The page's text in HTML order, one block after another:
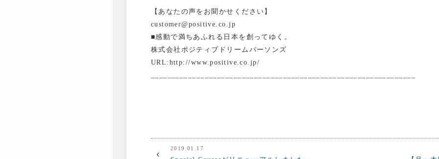
【あなたの声をお聞かせください】
customer@positive.co.jp
■感動で満ちあふれる日本を創ってゆく。
株式会社ポジティブドリームパーソンズ
URL:http://www.positive.co.jp/
2019.01.17